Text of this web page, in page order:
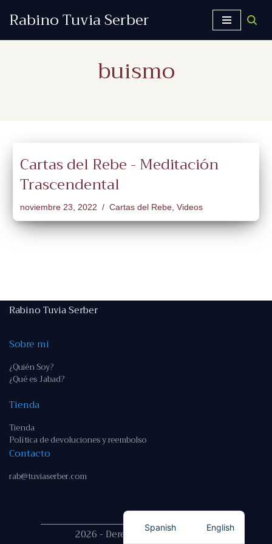
Rabino Tuvia Serber
buismo
Cartas del Rebe - Meditación
Trascendental
noviembre 23, 2022 Cartas del Rebe, Videos
Rabino Tuvia Serber
Sobre mi
¿Quién Soy?
¿Qué es Jabad?
Tienda
Tienda
Política de devoluciones y reembolso
Contacto
rab@tuviaserber.com
2026 - Derechos reservados
Spanish English